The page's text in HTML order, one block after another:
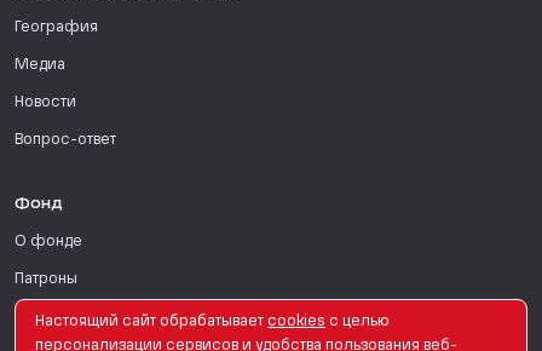
География
Медиа
Новости
Вопрос-ответ
Фонд
О фонде
Патроны
Поддержать
Настоящий сайт обрабатывает сookies с целью
персонализации сервисов и удобства пользования веб-